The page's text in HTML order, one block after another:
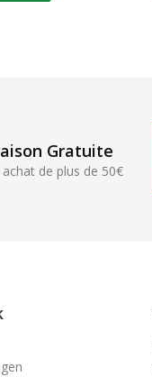
Gratuite
achat de plus de 50€